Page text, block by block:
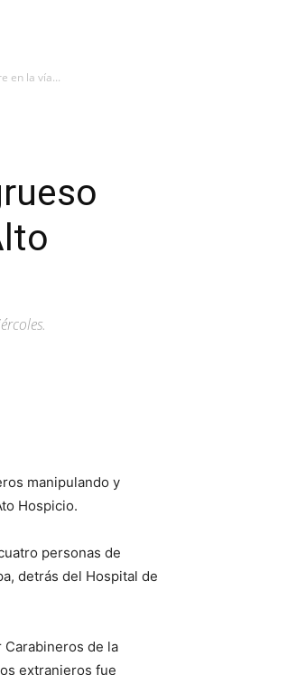
en la vía...
manipulando y
Hospicio.
personas de
detrás del Hospital de
Carabineros de la
extranjeros fue